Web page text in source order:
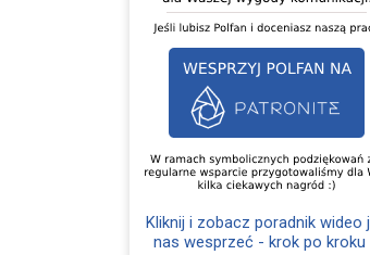
Kliknij i zobacz poradnik wideo
nas wesprzeć - krok po kroku